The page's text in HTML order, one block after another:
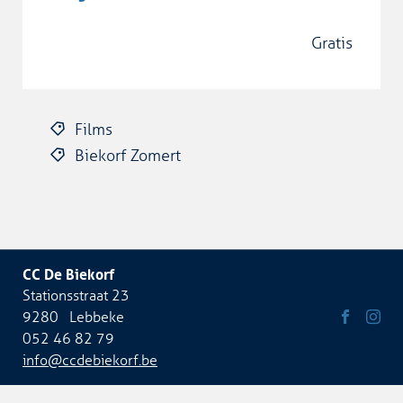
gratis
Films
Biekorf Zomert
CC De Biekorf
Adres
Stationsstraat 23
9280
Lebbeke
Tel.
052 46 82 79
E-
mail:
info@ccdebiekorf.be
op
op